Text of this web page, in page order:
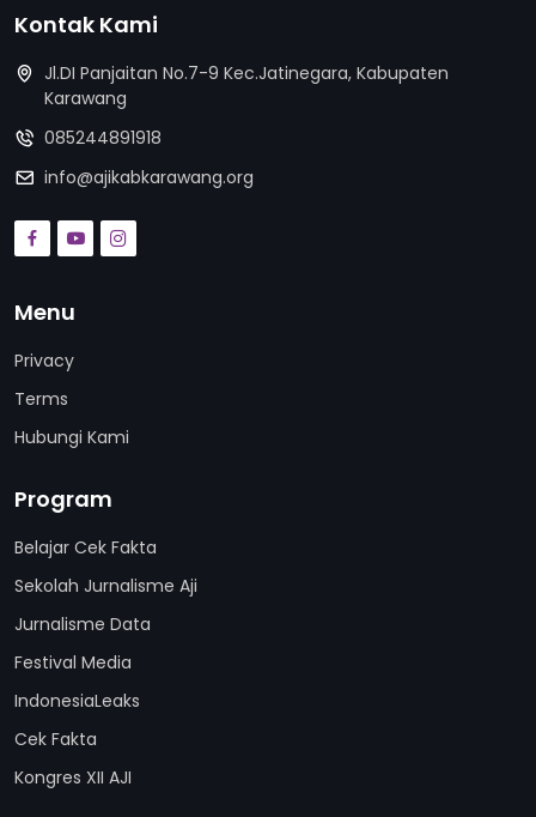
Kontak Kami
Jl.DI Panjaitan No.7-9 Kec.Jatinegara, Kabupaten
Karawang
085244891918
info@ajikabkarawang.org
Menu
Privacy
Terms
Hubungi Kami
Program
Belajar Cek Fakta
Sekolah Jurnalisme Aji
Jurnalisme Data
Festival Media
IndonesiaLeaks
Cek Fakta
Kongres XII AJI